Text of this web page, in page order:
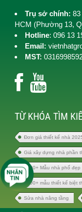
Trụ sở chính:
HCM (Phường 13,
Hotline: 096 13
Email:
MST:
TỪ KHÓA TÌM
Đơn giá thiết kế nhà
Giá xây dựng nhà phần
1000+ Mẫu nhà phố đẹp
1000+ mẫu thiết kế biệt
Sửa nhà nâng tầng